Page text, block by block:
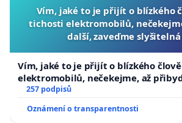
Vím, jaké to je přijít o blízkého
tichosti elektromobilů,
další, zaveďme
Vím, jaké to je přijít o blízkého
elektromobilů, nečekejme, až
zaveďme slyšitelná auta!
257 podpisů
Oznámení o transparentnosti